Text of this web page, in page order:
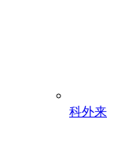
科外来